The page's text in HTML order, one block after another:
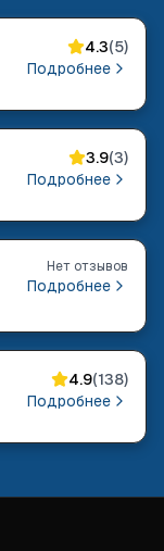
4.3(5)
Подробнее
3.9(3)
Подробнее
Нет отзывов
Подробнее
4.9(138)
Подробнее